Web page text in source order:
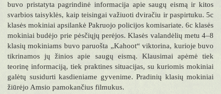
buvo pristatyta pagrindinė informacija apie saugų eismą ir kitos
svarbios taisyklės, kaip teisingai važiuoti dviračiu ir paspirtuku. 5c
klasės mokiniai apsilankė Pakruojo policijos komisariate. 6c klasės
mokiniai budėjo prie pėsčiųjų perėjos. Klasės valandėlių metu 4–8
klasių mokiniams buvo paruošta „Kahoot“ viktorina, kurioje buvo
tikrinamos jų žinios apie saugų eismą. Klausimai apėmė tiek
teorinę informaciją, tiek praktines situacijas, su kuriomis mokiniai
galėtų susidurti kasdieniame gyvenime. Pradinių klasių mokiniai
žiūrėjo Amsio pamokančius filmukus.